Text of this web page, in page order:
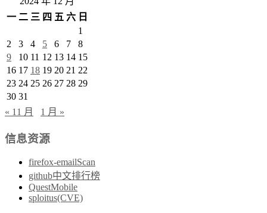
一 二 三 四 五 六 日
1
2
3 4 5 6 7
8
9
10 11 12 13 14 15
16 17 18 19 20 21 22
23 24 25 26 27 28 29
30 31
« 11 月
1 月 »
信息资源
firefox-emailScan
github中文排行榜
QuestMobile
sploitus(CVE)